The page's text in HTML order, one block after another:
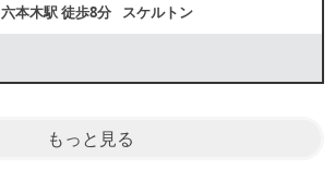
六本木駅徒歩8分 スケルトン
もっと見る